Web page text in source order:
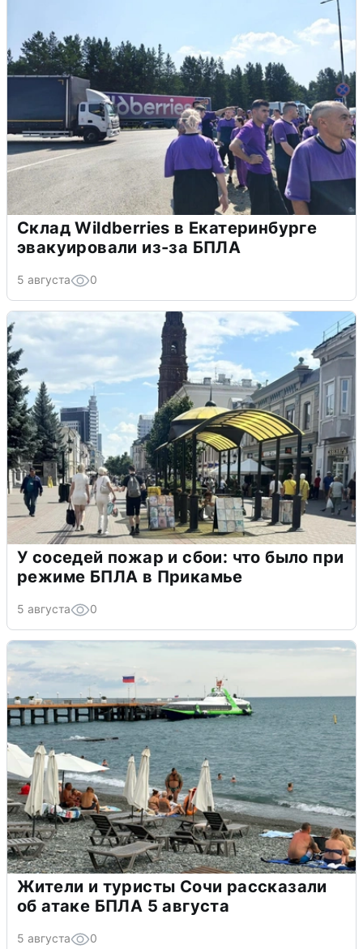
Склад Wildberries в Екатеринбурге
эвакуировали из-за БПЛА
5 августа 0
У соседей пожар и сбои: что было при
режиме БПЛА в Прикамье
5 августа 0
Жители и туристы Сочи рассказали
об атаке БПЛА 5 августа
5 августа 0